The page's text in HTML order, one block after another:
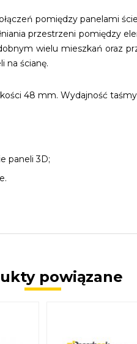
pomiędzy panelami
przestrzeni pomiędzy
wielu mieszkań oraz
na ścianę.
48 mm. Wydajność
paneli 3D;
powiązane